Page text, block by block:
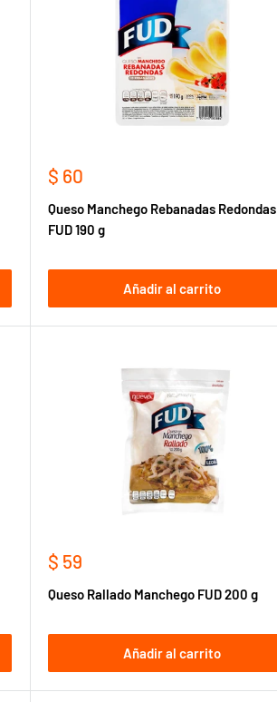
Precio
venta
$ 60
Queso Manchego Rebanadas Redondas
FUD 190 g
Añadir al carrito
Precio
venta
$ 59
Queso Rallado Manchego FUD 200 g
Añadir al carrito